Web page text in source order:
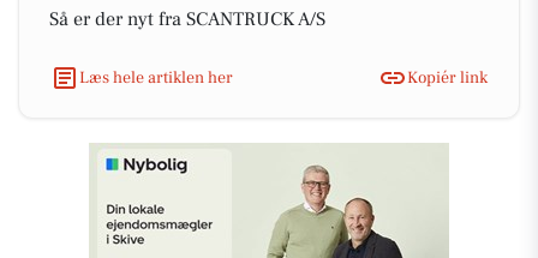
Så er der nyt fra SCANTRUCK A/S
Læs hele artiklen her Kopiér link